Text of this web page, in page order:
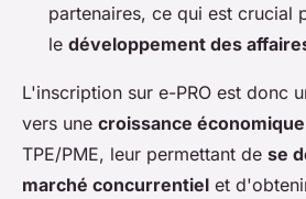
partenaires, ce qui est crucial
le développement des
L'inscription sur e-PRO est donc
vers une croissance
TPE/PME, leur permettant de se
marché concurrentiel et